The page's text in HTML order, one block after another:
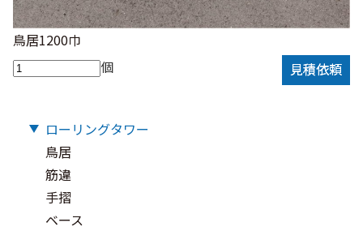
鳥居1200巾
個
見積依頼
ローリングタワー
鳥居
筋違
手摺
ベース